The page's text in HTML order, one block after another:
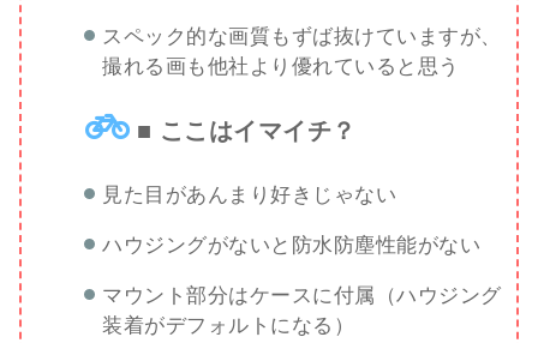
スペック的な画質もずば抜けていますが、
撮れる画も他社より優れていると思う
■ ここはイマイチ？
見た目があんまり好きじゃない
ハウジングがないと防水防塵性能がない
マウント部分はケースに付属（ハウジング
装着がデフォルトになる）